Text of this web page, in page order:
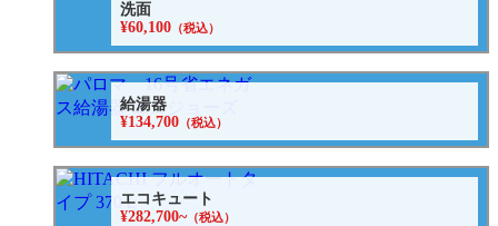
洗面
¥60,100 （税込）
給湯器
¥134,700 （税込）
エコキュート
¥282,700~（税込）